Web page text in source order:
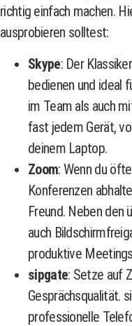
richtig einfach machen.
ausprobieren solltest:
Skype: Der
bedienen und ideal
im Team als auch
fast jedem Gerät,
deinem Laptop.
Zoom: Wenn du
Konferenzen
Freund. Neben den
auch
produktive
sipgate: Setze auf
Gesprächsqualität.
professionelle